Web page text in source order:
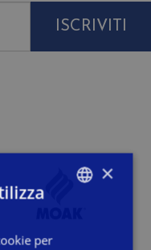
ISCRIVITI
×
per